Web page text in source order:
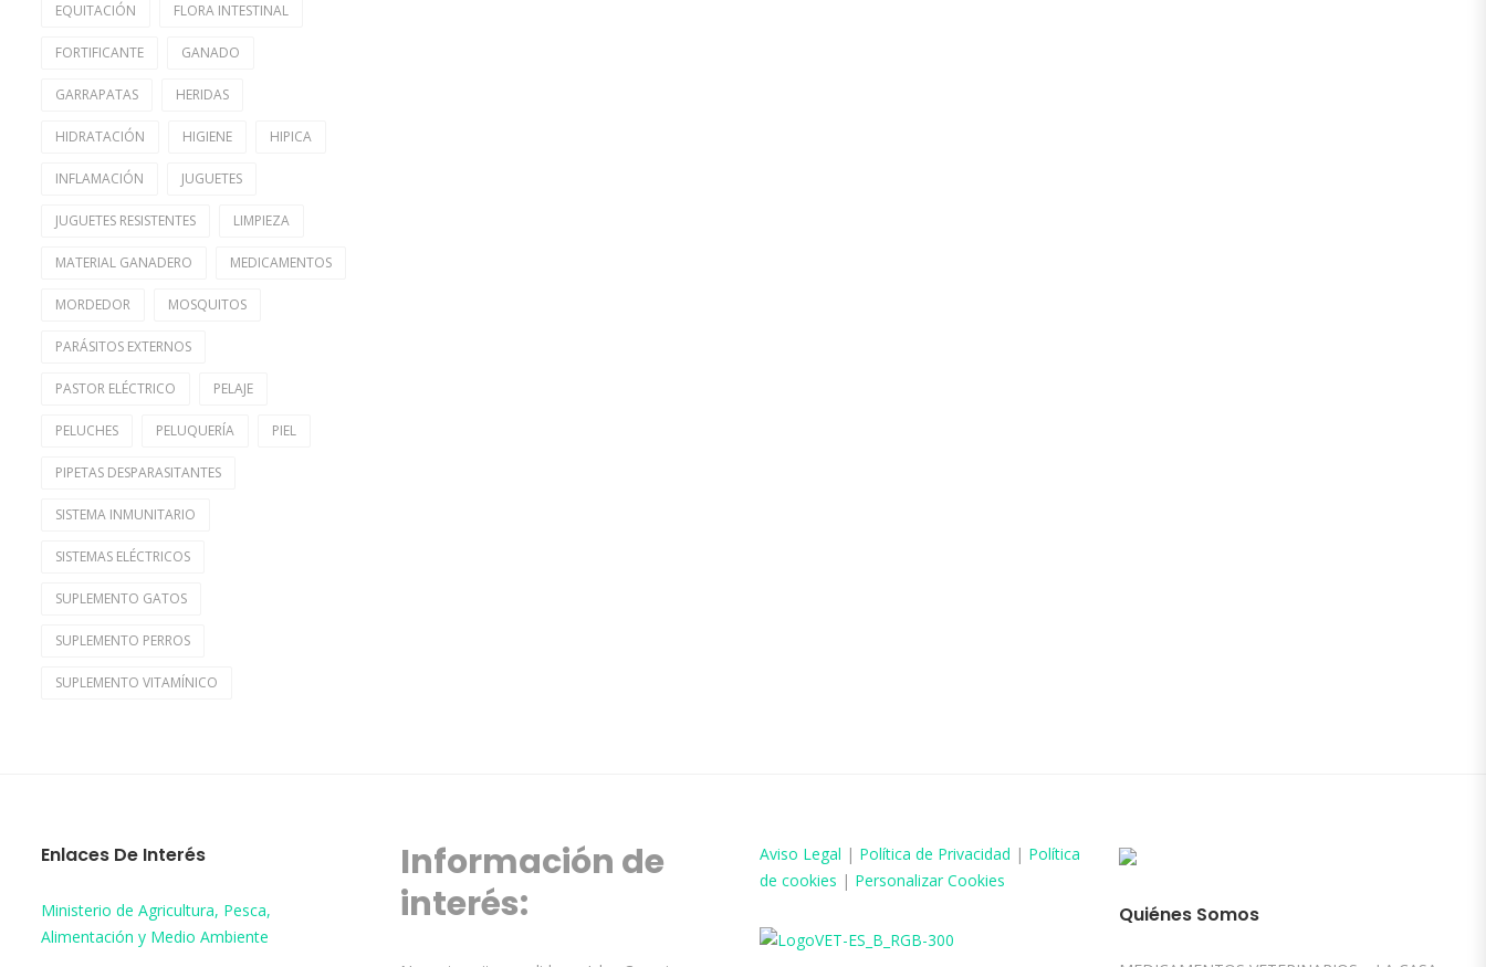
EQUITACIÓN FLORA INTESTINAL
FORTIFICANTE GANADO
GARRAPATAS HERIDAS
HIDRATACIÓN HIGIENE HIPICA
INFLAMACIÓN JUGUETES
JUGUETES RESISTENTES LIMPIEZA
MATERIAL GANADERO MEDICAMENTOS
MORDEDOR MOSQUITOS
PARÁSITOS EXTERNOS
PASTOR ELÉCTRICO PELAJE
PELUCHES PELUQUERÍA PIEL
PIPETAS DESPARASITANTES
SISTEMA INMUNITARIO
SISTEMAS ELÉCTRICOS
SUPLEMENTO GATOS
SUPLEMENTO PERROS
SUPLEMENTO VITAMÍNICO
Enlaces De Interés
Ministerio de Agricultura, Pesca,
Alimentación y Medio Ambiente
Información de
interés:
Aviso Legal | Política de Privacidad | Política
de cookies | Personalizar Cookies
Quiénes Somos